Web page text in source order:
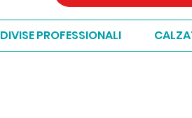
DIVISE PROFESSIONALI